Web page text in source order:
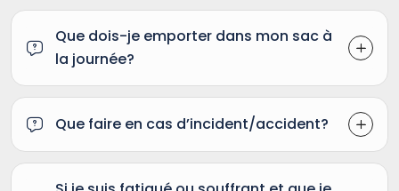
Que dois-je emporter dans mon sac à
la journée?
Que faire en cas d’incident/accident?